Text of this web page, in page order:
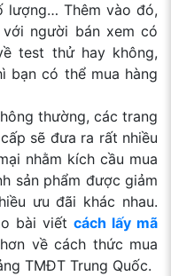
lượng… Thêm vào đó,
người bán xem có
test thử hay không,
bạn có thể mua hàng
thường, các trang
sẽ đưa ra rất nhiều
nhằm kích cầu mua
sản phẩm được giảm
ưu đãi khác nhau.
bài viết cách lấy mã
về cách thức mua
TMĐT Trung Quốc.